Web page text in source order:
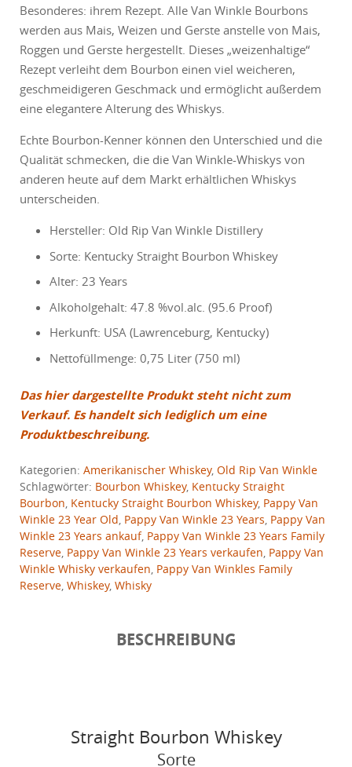
Besonderes: ihrem Rezept. Alle Van Winkle Bourbons
werden aus Mais, Weizen und Gerste anstelle von Mais,
Roggen und Gerste hergestellt. Dieses „weizenhaltige“
Rezept verleiht dem Bourbon einen viel weicheren,
geschmeidigeren Geschmack und ermöglicht außerdem
eine elegantere Alterung des Whiskys.
Echte Bourbon-Kenner können den Unterschied und die
Qualität schmecken, die die Van Winkle-Whiskys von
anderen heute auf dem Markt erhältlichen Whiskys
unterscheiden.
Hersteller: Old Rip Van Winkle Distillery
Sorte: Kentucky Straight Bourbon Whiskey
Alter: 23 Years
Alkoholgehalt: 47.8 %vol.alc. (95.6 Proof)
Herkunft: USA (Lawrenceburg, Kentucky)
Nettofüllmenge: 0,75 Liter (750 ml)
Das hier dargestellte Produkt steht nicht zum
Verkauf. Es handelt sich lediglich um eine
Produktbeschreibung.
Kategorien: Amerikanischer Whiskey, Old Rip Van Winkle
Schlagwörter: Bourbon Whiskey, Kentucky Straight
Bourbon, Kentucky Straight Bourbon Whiskey, Pappy Van
Winkle 23 Year Old, Pappy Van Winkle 23 Years, Pappy Van
Winkle 23 Years ankauf, Pappy Van Winkle 23 Years Family
Reserve, Pappy Van Winkle 23 Years verkaufen, Pappy Van
Winkle Whisky verkaufen, Pappy Van Winkles Family
Reserve, Whiskey, Whisky
BESCHREIBUNG
Straight Bourbon Whiskey
Sorte